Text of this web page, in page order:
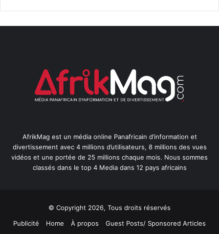
AfrikMag est un média online Panafricain d’information et
divertissement avec 4 millions d’utilisateurs, 8 millions des vues
vidéos et une portée de 25 millions chaque mois. Nous sommes
classés dans le top 4 Media dans 12 pays africains
© Copyright 2026, Tous droits réservés
Publicité
Home À propos
Guest Posts/ Sponsored Articles